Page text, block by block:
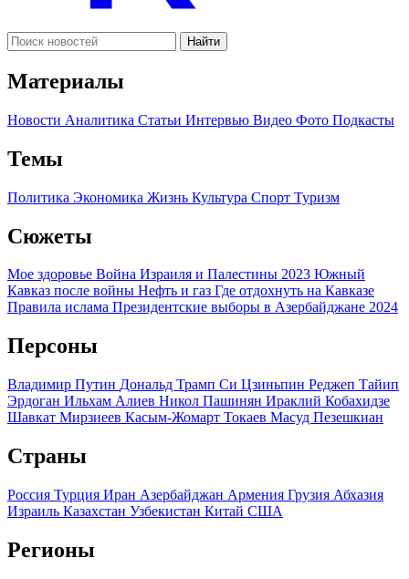
Найти
Материалы
Новости Аналитика Статьи Интервью Видео Фото Подкасты
Темы
Политика Экономика Жизнь Культура Спорт Туризм
Сюжеты
Мое здоровье Война Израиля и Палестины 2023 Южный
Кавказ после войны Нефть и газ Где отдохнуть на Кавказе
Правила ислама Президентские выборы в Азербайджане 2024
Персоны
Владимир Путин Дональд Трамп Си Цзиньпин Реджеп Тайип
Эрдоган Ильхам Алиев Никол Пашинян Ираклий Кобахидзе
Шавкат Мирзиеев Касым-Жомарт Токаев Масуд Пезешкиан
Страны
Россия Турция Иран Азербайджан Армения Грузия Абхазия
Израиль Казахстан Узбекистан Китай США
Регионы